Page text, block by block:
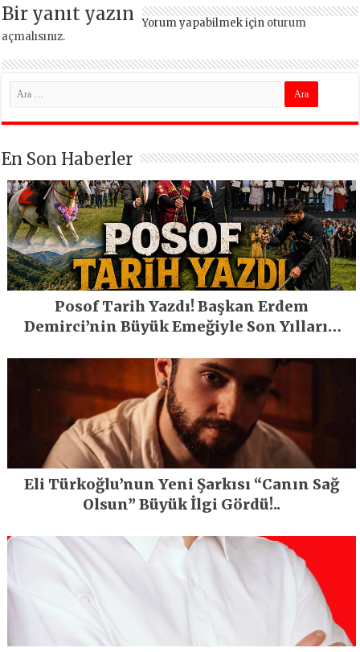
Bir yanıt yazın Yorum yapabilmek için oturum
açmalısınız.
En Son Haberler
Posof Tarih Yazdı! Başkan Erdem
Demirci’nin Büyük Emeğiyle Son Yılların
Eli Türkoğlu’nun Yeni Şarkısı “Canın Sağ
Olsun” Büyük İlgi Gördü!..